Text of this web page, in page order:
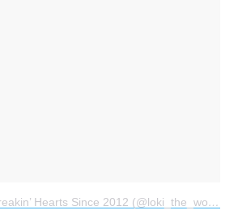
A photo posted by Breakin’ Hearts Since 2012 (@loki_the_wolfdog)